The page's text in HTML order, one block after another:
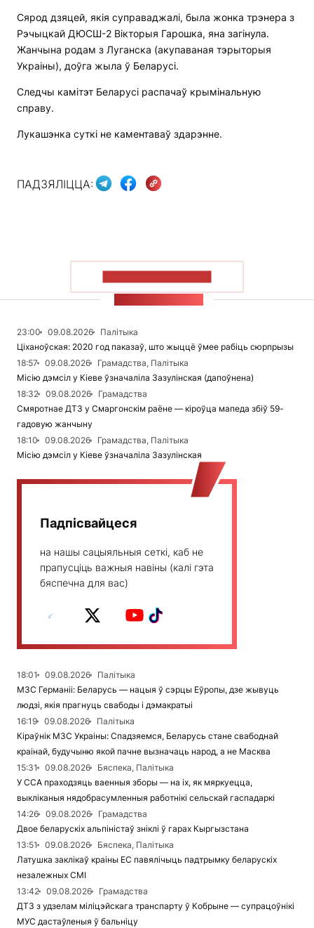
Сярод дзяцей, якія суправаджалі, была жонка трэнера з
Рэчыцкай ДЮСШ-2 Вікторыя Гарошка, яна загінула.
Жанчына родам з Луганска (акупаваная тэрыторыя
Украіны), доўга жыла ў Беларусі.
Следчы камітэт Беларусі распачаў крымінальную
справу.
Лукашэнка суткі не каментаваў здарэнне.
ПАДЗЯЛІЦЦА:
23:00 09.08.2026
Палітыка
Ціханоўская: 2020 год паказаў, што жыццё ўмее рабіць сюрпрызы
18:57
09.08.2026
Грамадства, Палітыка
Місію дэмсіл у Кіеве ўзначаліла Зазулінская (дапоўнена)
18:32
09.08.2026
Грамадства
Смяротнае ДТЗ у Смаргонскім раёне — кіроўца мапеда збіў 59-
гадовую жанчыну
18:10
09.08.2026
Грамадства, Палітыка
Місію дэмсіл у Кіеве ўзначаліла Зазулінская
Падпісвайцеся
на нашы сацыяльныя сеткі, каб не
прапусціць важныя навіны (калі гэта
бяспечна для вас)
18:01 09.08.2026
Палітыка
МЗС Германіі: Беларусь — нацыя ў сэрцы Еўропы, дзе жывуць
людзі, якія прагнуць свабоды і дэмакратыі
16:19
09.08.2026
Палітыка
Кіраўнік МЗС Украіны: Спадзяемся, Беларусь стане свабоднай
краінай, будучыню якой пачне вызначаць народ, а не Масква
15:31
09.08.2026
Бяспека, Палітыка
У ССА праходзяць ваенныя зборы — на іх, як мяркуецца,
выкліканыя нядобрасумленныя работнікі сельскай гаспадаркі
14:26
09.08.2026
Грамадства
Двое беларускіх альпіністаў зніклі ў гарах Кыргызстана
13:51
09.08.2026
Бяспека, Палітыка
Латушка заклікаў краіны ЕС павялічыць падтрымку беларускіх
незалежных СМІ
13:42
09.08.2026
Грамадства
ДТЗ з удзелам міліцэйскага транспарту ў Кобрыне — супрацоўнікі
МУС дастаўленыя ў бальніцу